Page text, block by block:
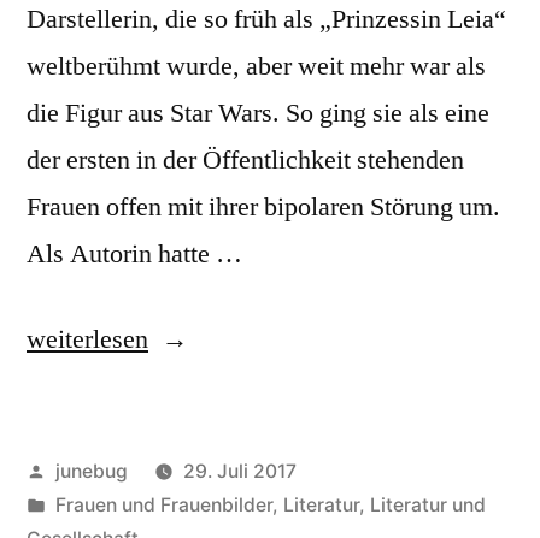
Darstellerin, die so früh als „Prinzessin Leia“
weltberühmt wurde, aber weit mehr war als
die Figur aus Star Wars. So ging sie als eine
der ersten in der Öffentlichkeit stehenden
Frauen offen mit ihrer bipolaren Störung um.
Als Autorin hatte …
„Carrie
Drinking““
weiterlesen
Veröffentlicht
von
junebug
29. Juli 2017
Veröffentlicht
Frauen und Frauenbilder, Literatur, Literatur und